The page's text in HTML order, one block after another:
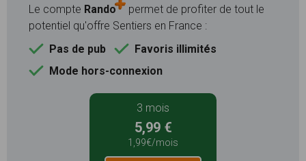
Le compte Rando
permet de profiter de tout le
potentiel qu'offre Sentiers en France :
Pas de pub
Favoris illimités
Mode hors-connexion
3 mois
5,99 €
1,99€/mois